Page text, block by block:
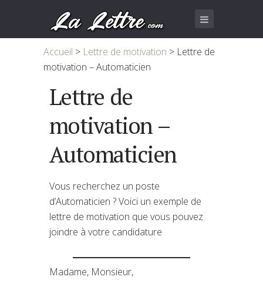
Accueil > Lettre de motivation > Lettre de
motivation – Automaticien
Lettre de
motivation –
Automaticien
Vous recherchez un poste
d’Automaticien ? Voici un exemple de
lettre de motivation que vous pouvez
joindre à votre candidature
Madame, Monsieur,